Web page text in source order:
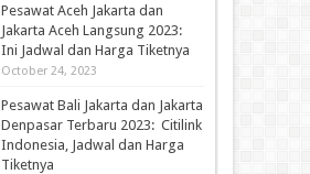
Pesawat Aceh Jakarta dan
Jakarta Aceh Langsung 2023:
Ini Jadwal dan Harga Tiketnya
October 24, 2023
Pesawat Bali Jakarta dan Jakarta
Denpasar Terbaru 2023: Citilink
Indonesia, Jadwal dan Harga
Tiketnya